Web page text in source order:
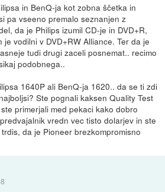
in BenQ-ja kot zobna ščetka in
pa vseeno premalo seznanjen z
da je Philips izumil CD-je in DVD+R,
je vodilni v DVD+RW Alliance. Ter da je
tudi drugi zaceli posnemat.. recimo
podobnega..
1640P ali BenQ-ja 1620.. da se ti zdi
Ste pognali kaksen Quality Test
primerjali med pekaci kako dobro
vredn vec tisto dolarjev in ste
da je Pioneer brezkompromisno